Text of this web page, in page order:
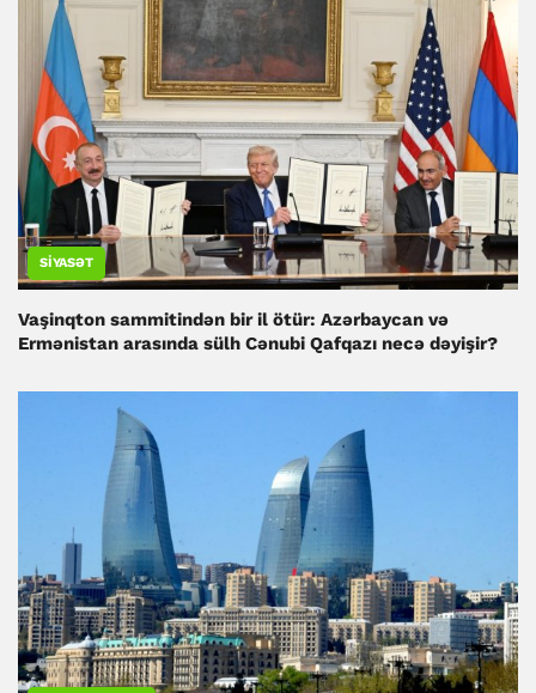
SIYASƏT
Vaşinqton sammitindən bir il ötür: Azərbaycan və
Ermənistan arasında sülh Cənubi Qafqazı necə dəyişir?